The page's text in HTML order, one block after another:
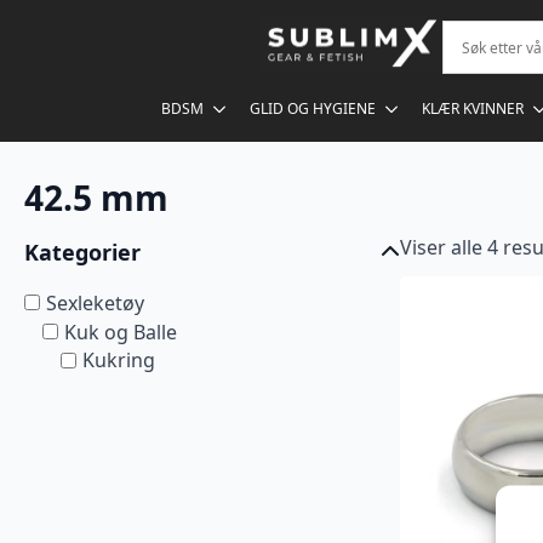
BDSM GLID OG HYGIENE KLÆR KVINNER
42.5 mm
Kategorier
Sexleketøy
Kuk og Balle
Kukring
Viser alle 4